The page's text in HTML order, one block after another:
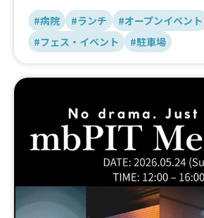
ンケアアドバイスなど役立つ知識が盛
トとなっております。
#病院 #ランチ
#オープンイベント
#フェス・イベント
#駐車場